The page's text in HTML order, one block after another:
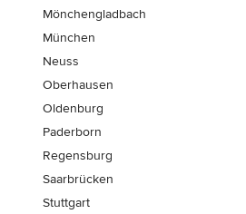
Mönchen­gladbach
München
Neuss
Oberhausen
Oldenburg
Paderborn
Regensburg
Saarbrücken
Stuttgart